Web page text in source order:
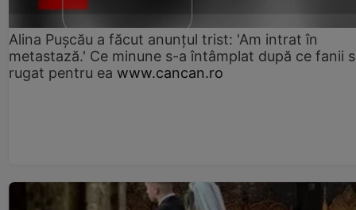
Alina Pușcău a făcut anunțul trist: 'Am intrat în
metastază.' Ce minune s-a întâmplat după ce fanii
rugat pentru ea www.cancan.ro